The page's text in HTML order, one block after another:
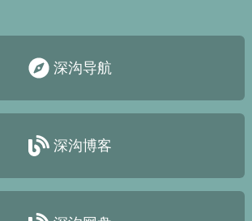
深沟导航
深沟博客